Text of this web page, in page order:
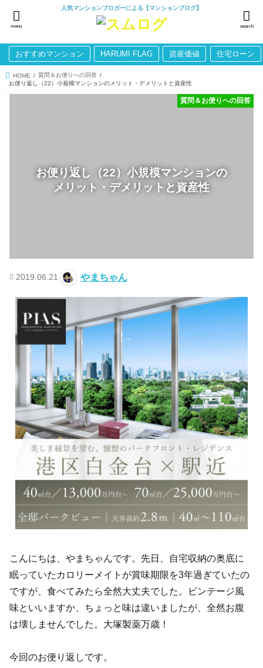
人気マンションブロガーによる【マンションブログ】
search
menu
おすすめマンション HARUMI FLAG 資産価値 住宅ローン
HOME
質問＆お便りへの回答
お便り返し（22）小規模マンションのメリット・デメリットと資産性
お便り返し（22）小規模マンションの
メリット・デメリットと資産性
質問＆お便りへの回答
2019.06.21 やまちゃん
こんにちは、やまちゃんです。先日、自宅収納の奥底に
眠っていたカロリーメイトが賞味期限を3年過ぎていたの
ですが、食べてみたら全然大丈夫でした。ビンテージ風
味といいますか、ちょっと味は違いましたが、全然お腹
は壊しませんでした。大塚製薬万歳！
今回のお便り返しです。